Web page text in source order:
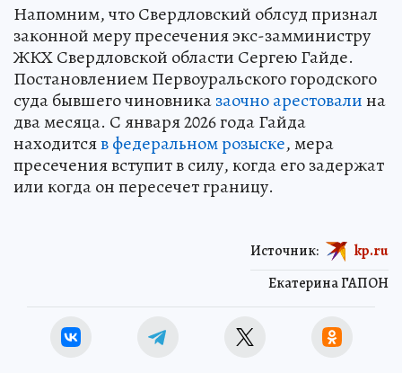
Напомним, что Свердловский облсуд признал
законной меру пресечения экс-замминистру
ЖКХ Свердловской области Сергею Гайде.
Постановлением Первоуральского городского
суда бывшего чиновниказаочно арестовалина
два месяца. С января 2026 года Гайда
находитсяв федеральном розыске, мера
пресечения вступит в силу, когда его задержат
или когда он пересечет границу.
Екатерина ГАПОН
Источник: kp.ru